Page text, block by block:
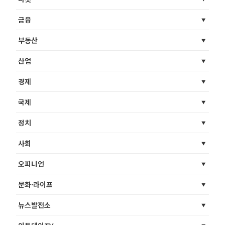
금융
부동산
산업
경제
국제
정치
사회
오피니언
문화·라이프
뉴스발전소